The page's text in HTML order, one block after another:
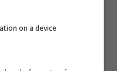
2050€
100% fino a 50€ in
on a device